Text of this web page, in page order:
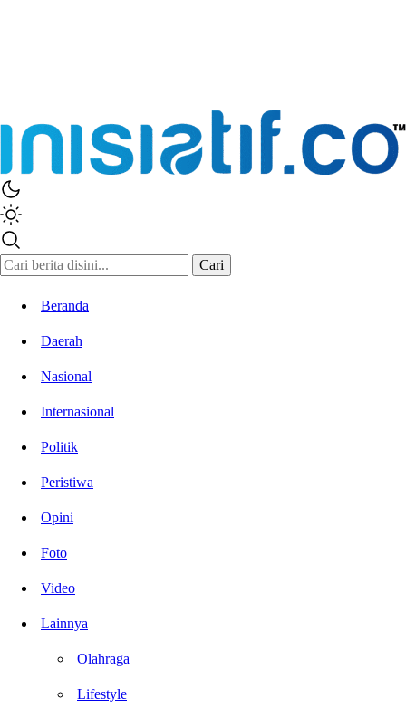
Cari
Beranda
Daerah
Nasional
Internasional
Politik
Peristiwa
Opini
Foto
Video
Lainnya
Olahraga
Lifestyle